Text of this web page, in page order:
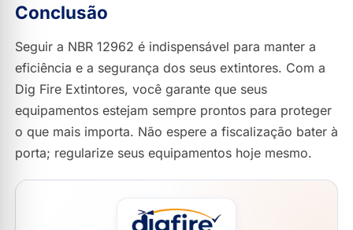
Conclusão
Seguir a NBR 12962 é indispensável para manter a
eficiência e a segurança dos seus extintores. Com a
Dig Fire Extintores, você garante que seus
equipamentos estejam sempre prontos para proteger
o que mais importa. Não espere a fiscalização bater à
porta; regularize seus equipamentos hoje mesmo.